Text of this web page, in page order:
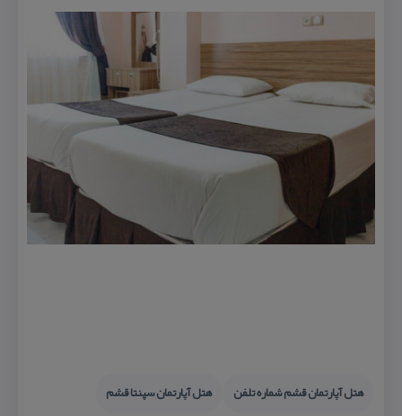
هتل آپارتمان قشم شماره تلفن
هتل آپارتمان سپنتا قشم